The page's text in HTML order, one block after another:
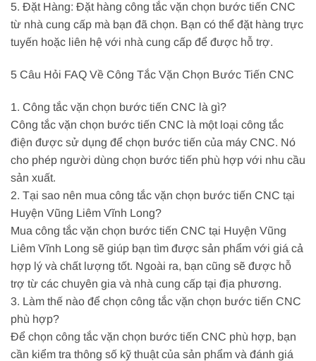
5. Đặt Hàng: Đặt hàng công tắc vặn chọn bước tiến CNC
từ nhà cung cấp mà bạn đã chọn. Bạn có thể đặt hàng trực
tuyến hoặc liên hệ với nhà cung cấp để được hỗ trợ.
5 Câu Hỏi FAQ Về Công Tắc Vặn Chọn Bước Tiến CNC
1. Công tắc vặn chọn bước tiến CNC là gì?
Công tắc vặn chọn bước tiến CNC là một loại công tắc
điện được sử dụng để chọn bước tiến của máy CNC. Nó
cho phép người dùng chọn bước tiến phù hợp với nhu cầu
sản xuất.
2. Tại sao nên mua công tắc vặn chọn bước tiến CNC tại
Huyện Vũng Liêm Vĩnh Long?
Mua công tắc vặn chọn bước tiến CNC tại Huyện Vũng
Liêm Vĩnh Long sẽ giúp bạn tìm được sản phẩm với giá cả
hợp lý và chất lượng tốt. Ngoài ra, bạn cũng sẽ được hỗ
trợ từ các chuyên gia và nhà cung cấp tại địa phương.
3. Làm thế nào để chọn công tắc vặn chọn bước tiến CNC
phù hợp?
Để chọn công tắc vặn chọn bước tiến CNC phù hợp, bạn
cần kiểm tra thông số kỹ thuật của sản phẩm và đánh giá